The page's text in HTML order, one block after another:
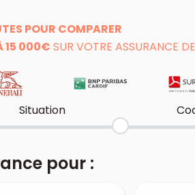
POUR COMPARER
15 000€ SUR VOTRE ASSURANCE
Situation
pour :